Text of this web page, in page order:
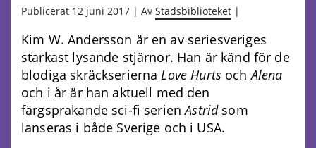
Publicerat 12 juni 2017 | Av Stadsbiblioteket |
Kim W. Andersson är en av seriesveriges
starkast lysande stjärnor. Han är känd för de
blodiga skräckseriernaLove HurtsochAlena
och i år är han aktuell med den
färgsprakande sci-fi serienAstridsom
lanseras i både Sverige och i USA.